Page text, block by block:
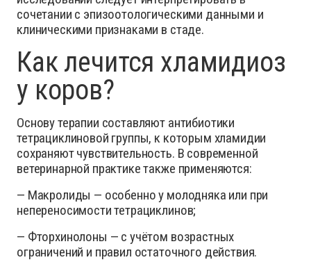
сочетании с эпизоотологическими данными и
клиническими признаками в стаде.
Как лечится хламидиоз
у коров?
Основу терапии составляют антибиотики
тетрациклиновой группы, к которым хламидии
сохраняют чувствительность. В современной
ветеринарной практике также применяются:
— Макролиды — особенно у молодняка или при
непереносимости тетрациклинов;
— Фторхинолоны — с учётом возрастных
ограничений и правил остаточного действия.